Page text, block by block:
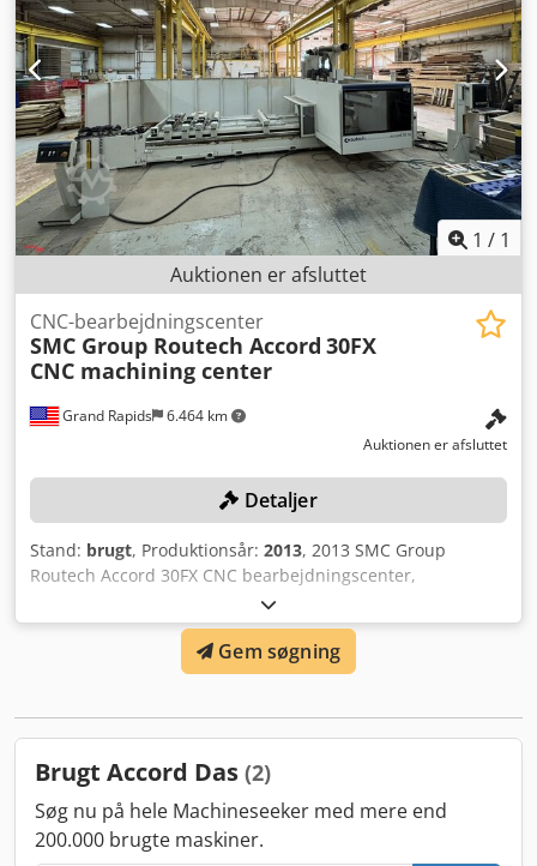
1 / 1
Auktionen er afsluttet
Grand Rapids 6.464 km
CNC-bearbejdningscenter
SMC Group Routech Accord 30FX
CNC machining center
Auktionen er afsluttet
Detaljer
Stand: brugt, Produktionsår: 2013, 2013 SMC Group
Routech Accord 30FX CNC bearbejdningscenter,
højtydende multifunktions-arbejdsbord, 400V, 3-fase, X-
akse 6,35 m, Y-akse 1,64 m, dobbelt
bearbejdningshoveder, omdrejningshastighed 6-18.000
O/min, integreret Rapid 12-værktøjsskifter, Rapid 16
portalkonstruktion, SMC Group CNC-styring med
rotationslamelvakuumpumpe og (1) Texa, model
SAW50RBSBCC000, køleenhed med transformer; køber er
ansvarlig for korrekt demontering. Crodexdc T Sspfx Ai Def
Gem søgning
Brugt Accord Das (2)
Søg nu på hele Machineseeker med mere end
200.000 brugte maskiner.